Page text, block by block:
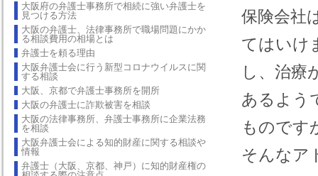
大阪府の弁護士事務所で相続に強い弁護士を
見つける方法
大阪の弁護士、法律事務所で職場問題にかか
る相談費用の相場とは
弁護士を頼る理由
大阪弁護士会に行う新型コロナウイルスに関
する相談
大阪、京都で弁護士事務所を開所
大阪の弁護士に詐欺被害を相談
大阪の法律事務所、弁護士事務所に企業法務
を相談
大阪弁護士会による知的財産に関する相談や
情報
弁護士（大阪、京都、神戸）に知的財産権の
保険会社
てはいけ
し、治療
あるよう
ものです
そんなア